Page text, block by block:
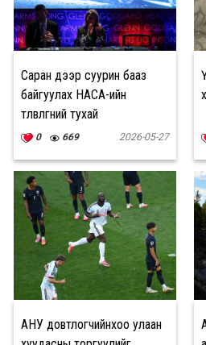
Саран дээр суурин бааз
байгуулах НАСА-ийн
төлөвлөгөөний тухай
0 669 2026-05-27
АНУ довтлогчийнхоо улаан